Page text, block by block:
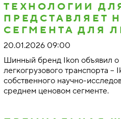
ТЕХНОЛОГИИ
ПРЕДСТАВЛЯЕТ
СЕГМЕНТА ДЛЯ
20.01.2026 09:00
Шинный бренд Ikon объявил
легкогрузового транспорта
собственного научно-
среднем ценовом сегменте.